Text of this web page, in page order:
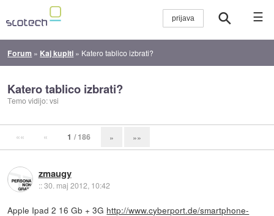
☰
Forum » Kaj kupiti » Katero tablico izbrati?
Katero tablico izbrati?
Temo vidijo: vsi
«« « 1 / 186 » »»
zmaugy
::30. maj 2012, 10:42
Apple Ipad 2 16 Gb + 3G http://www.cyberport.de/smartphone-